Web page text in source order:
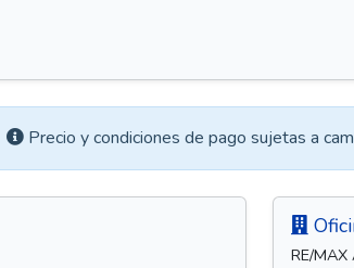
Precio y condiciones de pago sujetas a
RE/MAX